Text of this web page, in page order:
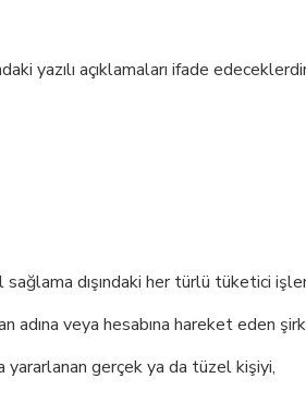
yazılı açıklamaları ifade
dışındaki her türlü tüketici
veya hesabına hareket eden
gerçek ya da tüzel kişiyi,